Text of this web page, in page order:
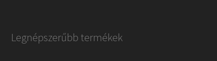
Legnépszerűbb termékek